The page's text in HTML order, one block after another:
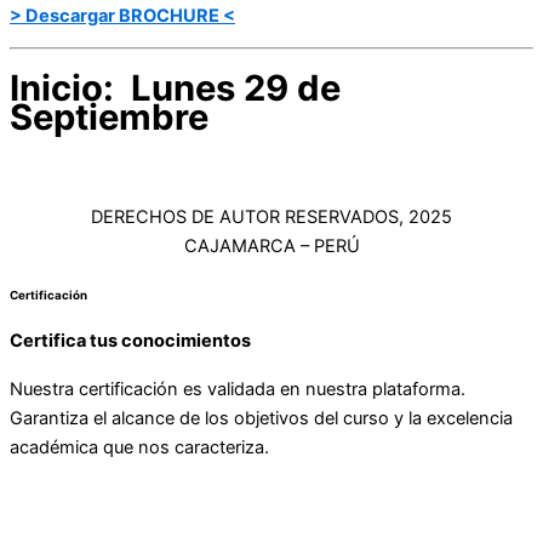
> Descargar BROCHURE <
Inicio: Lunes 29 de
Septiembre
DERECHOS DE AUTOR RESERVADOS, 2025
CAJAMARCA – PERÚ
Certificación
Certifica tus conocimientos
Nuestra certificación es validada en nuestra plataforma.
Garantiza el alcance de los objetivos del curso y la excelencia
académica que nos caracteriza.